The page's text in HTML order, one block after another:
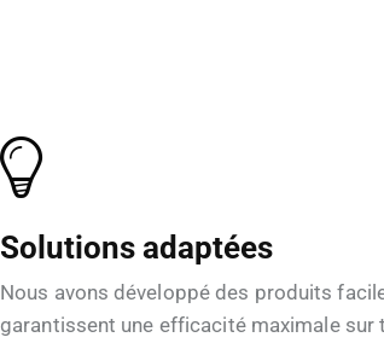
Solutions adaptées
Nous avons développé des produits
garantissent une efficacité maximale sur